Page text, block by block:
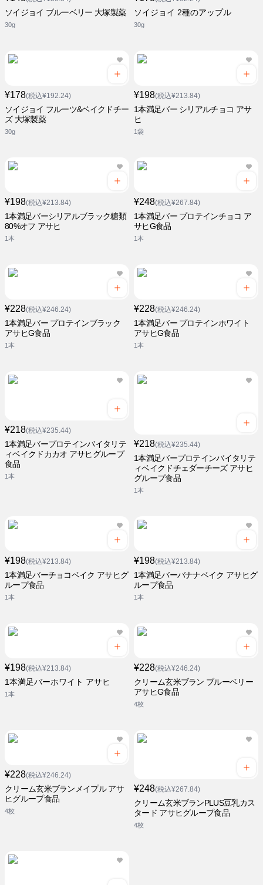
ソイジョイ ブルーベリー 大塚製薬
30g
ソイジョイ 2種のアップル
30g
¥178(税込¥192.24)
ソイジョイ フルーツ&ベイクドチー
ズ 大塚製薬
30g
¥198(税込¥213.84)
1本満足バー シリアルチョコ アサ
ヒ
1袋
¥198(税込¥213.84)
1本満足バーシリアルブラック糖類
80%オフ アサヒ
1本
¥248(税込¥267.84)
1本満足バー プロテインチョコ ア
サヒG食品
1本
¥228(税込¥246.24)
1本満足バー プロテインブラック
アサヒG食品
1本
¥228(税込¥246.24)
1本満足バー プロテインホワイト
アサヒG食品
1本
¥218(税込¥235.44)
1本満足バープロテインバイタリテ
ィベイクドカカオ アサヒグループ
食品
1本
¥218(税込¥235.44)
1本満足バープロテインバイタリテ
ィベイクドチェダーチーズ アサヒ
グループ食品
1本
¥198(税込¥213.84)
1本満足バーチョコベイク アサヒグ
ループ食品
1本
¥198(税込¥213.84)
1本満足バーバナナベイク アサヒグ
ループ食品
1本
¥198(税込¥213.84)
1本満足バーホワイト アサヒ
1本
¥228(税込¥246.24)
クリーム玄米ブラン ブルーベリー
アサヒG食品
4枚
¥228(税込¥246.24)
クリーム玄米ブランメイプル アサ
ヒグループ食品
4枚
¥248(税込¥267.84)
クリーム玄米ブランPLUS豆乳カス
タード アサヒグループ食品
4枚